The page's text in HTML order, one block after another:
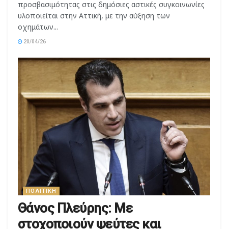
οχημάτων...
20/04/26
ΠΟΛΙΤΙΚΉ
Θάνος Πλεύρης: Με
στοχοποιούν ψεύτες και
συκοφάντες, με fake news για